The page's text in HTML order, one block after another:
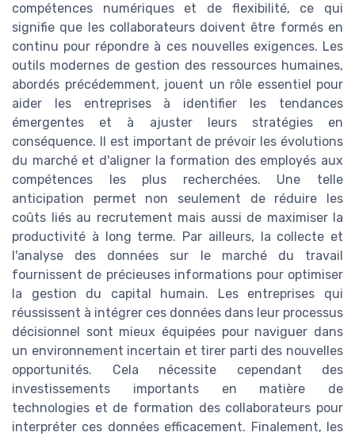
compétences numériques et de flexibilité, ce qui
signifie que les collaborateurs doivent être formés en
continu pour répondre à ces nouvelles exigences. Les
outils modernes de gestion des ressources humaines,
abordés précédemment, jouent un rôle essentiel pour
aider les entreprises à identifier les tendances
émergentes et à ajuster leurs stratégies en
conséquence. Il est important de prévoir les évolutions
du marché et d'aligner la formation des employés aux
compétences les plus recherchées. Une telle
anticipation permet non seulement de réduire les
coûts liés au recrutement mais aussi de maximiser la
productivité à long terme. Par ailleurs, la collecte et
l'analyse des données sur le marché du travail
fournissent de précieuses informations pour optimiser
la gestion du capital humain. Les entreprises qui
réussissent à intégrer ces données dans leur processus
décisionnel sont mieux équipées pour naviguer dans
un environnement incertain et tirer parti des nouvelles
opportunités. Cela nécessite cependant des
investissements importants en matière de
technologies et de formation des collaborateurs pour
interpréter ces données efficacement. Finalement, les